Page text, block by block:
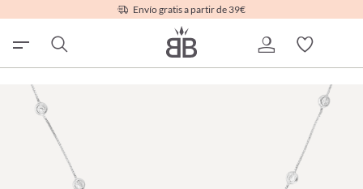
Envío gratis a partir de 39€